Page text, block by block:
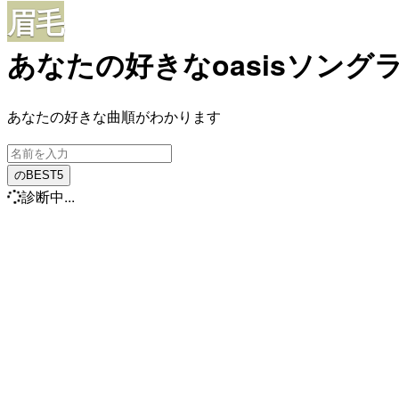
眉毛
あなたの好きなoasisソング
あなたの好きな曲順がわかります
のBEST5
診断中...